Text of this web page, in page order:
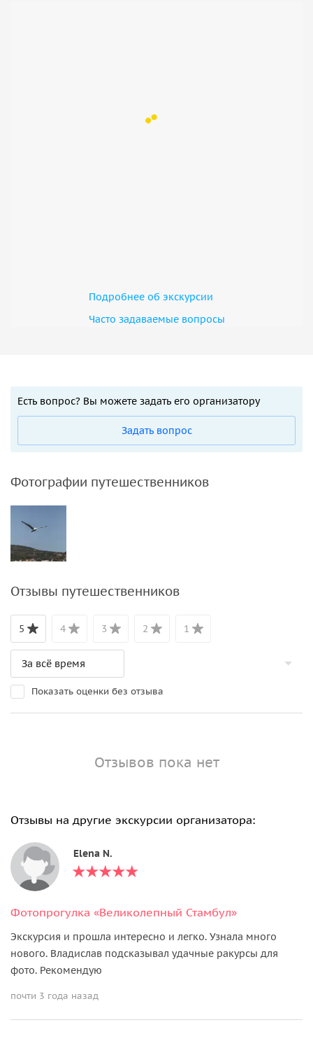
Подробнее об экскурсии
Часто задаваемые вопросы
Есть вопрос? Вы можете задать его организатору
Задать вопрос
Фотографии путешественников
Отзывы путешественников
5 4 3 2 1
Показать оценки без отзыва
Отзывов пока нет
Отзывы на другие экскурсии организатора:
Elena N.
Фотопрогулка «Великолепный Стамбул»
Экскурсия и прошла интересно и легко. Узнала много
нового. Владислав подсказывал удачные ракурсы для
фото. Рекомендую
почти 3 года назад